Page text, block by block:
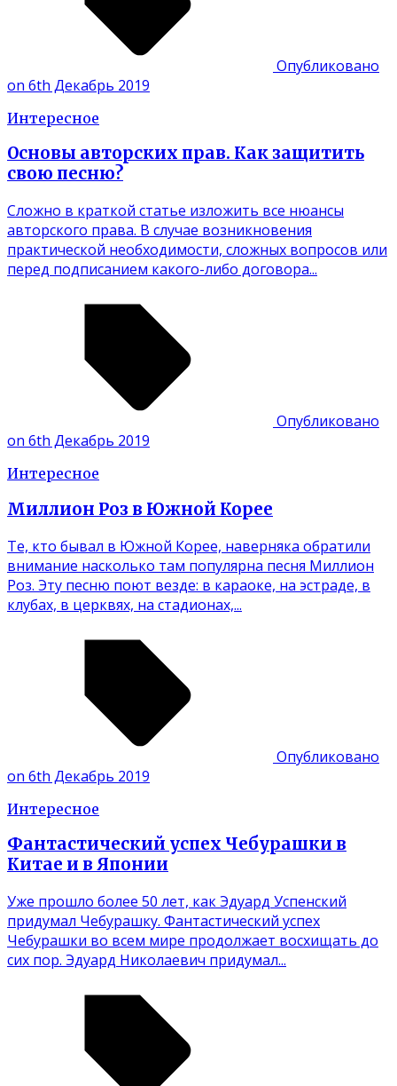
Опубликовано
on 6th Декабрь 2019
Интересное
Основы авторских прав. Как защитить
свою песню?
Сложно в краткой статье изложить все нюансы
авторского права. В случае возникновения
практической необходимости, сложных вопросов или
перед подписанием какого-либо договора...
Опубликовано
on 6th Декабрь 2019
Интересное
Миллион Роз в Южной Корее
Те, кто бывал в Южной Корее, наверняка обратили
внимание насколько там популярна песня Миллион
Роз. Эту песню поют везде: в караоке, на эстраде, в
клубах, в церквях, на стадионах,...
Опубликовано
on 6th Декабрь 2019
Интересное
Фантастический успех Чебурашки в
Китае и в Японии
Уже прошло более 50 лет, как Эдуард Успенский
придумал Чебурашку. Фантастический успех
Чебурашки во всем мире продолжает восхищать до
сих пор. Эдуард Николаевич придумал...